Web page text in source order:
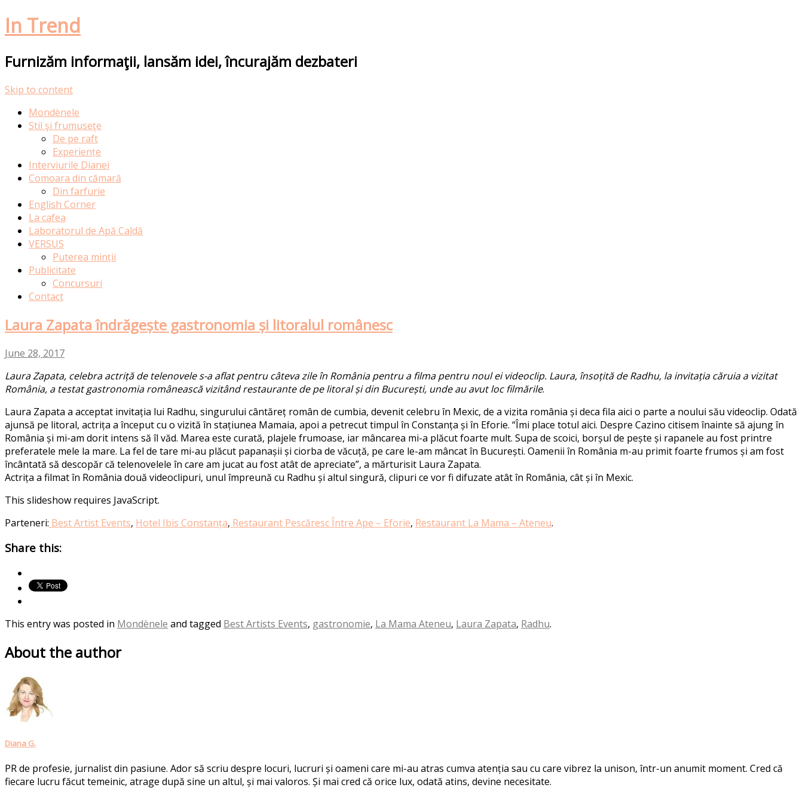
In Trend
Furnizăm informaţii, lansăm idei, încurajăm dezbateri
Skip to content
Mondènele
Stil şi frumuseţe
De pe raft
Experiențe
Interviurile Dianei
Comoara din cămară
Din farfurie
English Corner
La cafea
Laboratorul de Apă Caldă
VERSUS
Puterea minții
Publicitate
Concursuri
Contact
Laura Zapata îndrăgește gastronomia și litoralul românesc
June 28, 2017
Laura Zapata, celebra actriță de telenovele s-a aflat pentru câteva zile în România pentru a filma pentru noul ei videoclip. Laura, însoțită de Radhu, la invitația căruia a vizitat
România, a testat gastronomia românească vizitând restaurante de pe litoral și din București, unde au avut loc filmările.
Laura Zapata a acceptat invitația lui Radhu, singurului cântăreț român de cumbia, devenit celebru în Mexic, de a vizita românia și deca fila aici o parte a noului său videoclip. Odată
ajunsă pe litoral, actrița a început cu o vizită în stațiunea Mamaia, apoi a petrecut timpul în Constanța și în Eforie. “Îmi place totul aici. Despre Cazino citisem înainte să ajung în
România și mi-am dorit intens să îl văd. Marea este curată, plajele frumoase, iar mâncarea mi-a plăcut foarte mult. Supa de scoici, borșul de pește și rapanele au fost printre
preferatele mele la mare. La fel de tare mi-au plăcut papanașii și ciorba de văcuță, pe care le-am mâncat în București. Oamenii în România m-au primit foarte frumos și am fost
încântată să descopăr că telenovelele în care am jucat au fost atât de apreciate”, a mărturisit Laura Zapata.
Actrița a filmat în România două videoclipuri, unul împreună cu Radhu și altul singură, clipuri ce vor fi difuzate atât în România, cât și în Mexic.
This slideshow requires JavaScript.
Parteneri: Best Artist Events, Hotel Ibis Constanța, Restaurant Pescăresc Între Ape – Eforie, Restaurant La Mama – Ateneu.
Share this:
This entry was posted in Mondènele and tagged Best Artists Events, gastronomie, La Mama Ateneu, Laura Zapata, Radhu.
About the author
Diana G.
PR de profesie, jurnalist din pasiune. Ador să scriu despre locuri, lucruri și oameni care mi-au atras cumva atenția sau cu care vibrez la unison, într-un anumit moment. Cred că
fiecare lucru făcut temeinic, atrage după sine un altul, și mai valoros. Și mai cred că orice lux, odată atins, devine necesitate.